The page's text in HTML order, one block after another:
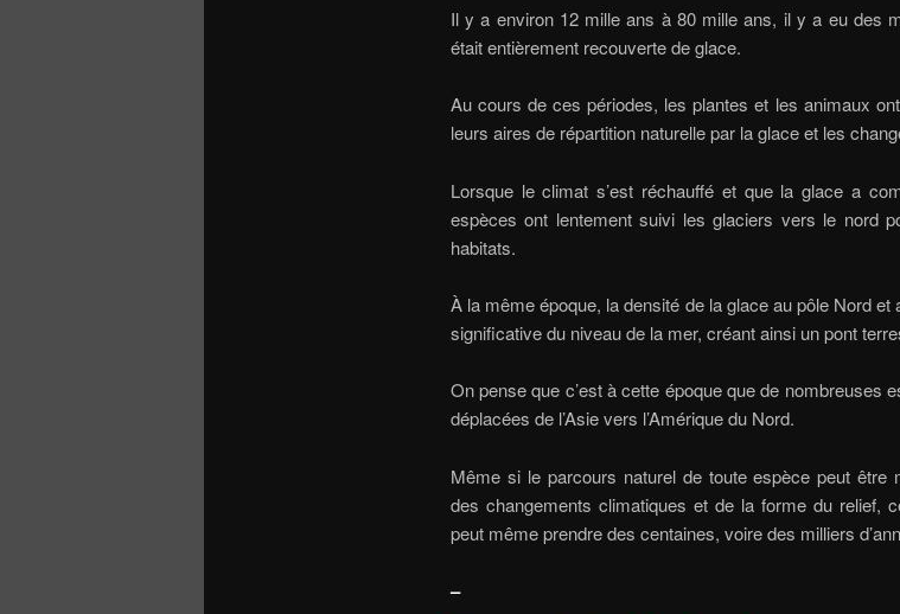
Il y a environ 12 mille ans à 80 mille ans, il y a eu des
était entièrement recouverte de glace.
Au cours de ces périodes, les plantes et les animaux
leurs aires de répartition naturelle par la glace et les
Lorsque le climat s’est réchauffé et que la glace a
espèces ont lentement suivi les glaciers vers le nord
habitats.
À la même époque, la densité de la glace au pôle Nord
significative du niveau de la mer, créant ainsi un pont
On pense que c’est à cette époque que de nombreuses
déplacées de l’Asie vers l’Amérique du Nord.
Même si le parcours naturel de toute espèce peut être
des changements climatiques et de la forme du relief,
peut même prendre des centaines, voire des milliers
–